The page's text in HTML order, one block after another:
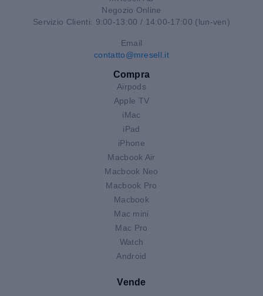
Negozio Online
Servizio Clienti: 9:00-13:00 / 14:00-17:00 (lun-ven)
Email
contatto@mresell.it
Compra
Airpods
Apple TV
iMac
iPad
iPhone
Macbook Air
Macbook Neo
Macbook Pro
Macbook
Mac mini
Mac Pro
Watch
Android
Vende